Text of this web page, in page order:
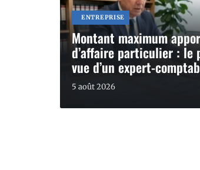
ENTREPRISE
Montant maximum
d’affaire particulier : le
vue d’un expert-
5 août 2026